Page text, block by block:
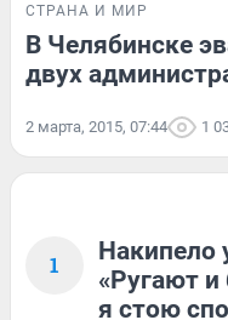
СТРАНА И МИР
В Челябинске
двух
2 марта, 2015, 07:44 1
1
Накипело
«Ругают
я стою